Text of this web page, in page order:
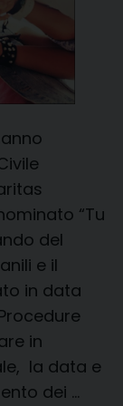
“Tu
del
e il
in data
in
la data e
dei …